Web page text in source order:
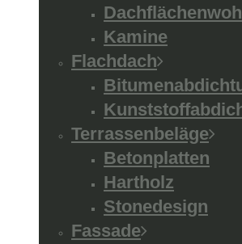
Kamine
Flachdach
Terrassenbeläge
Betonplatten
Hartholz
Stonedesign
Fassade